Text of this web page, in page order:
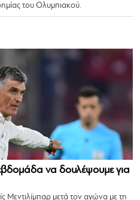
του Ολυμπιακού.
να δουλέψουμε για
Μεντιλίμπαρ μετά τον αγώνα με τη